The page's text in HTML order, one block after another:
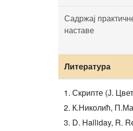
Садржај
наставе
Литература
Скрипте (Ј.
К.Николић,
D. Halliday, R.